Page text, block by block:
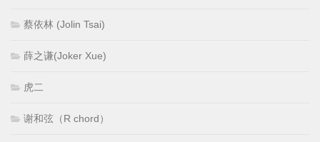
蔡依林 (Jolin Tsai)
薛之谦(Joker Xue)
虎二
谢和弦（R chord）